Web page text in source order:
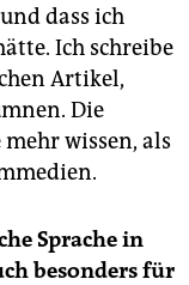
dass ich
Ich schreibe
Artikel,
Die
wissen, als
Sprache in
besonders für